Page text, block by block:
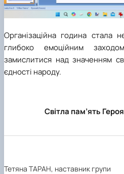
Організаційна година
глибоко емоційним
замислитися над значенням
єдності народу.
Світла пам’ять
Тетяна ТАРАН, наставник групи